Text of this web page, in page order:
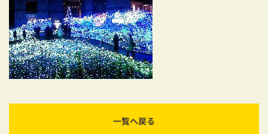
耐震対策も安心の家づくり
リフォーム・リノベーションをお考えの方
必見！土地からお探しの方へ
ショールーム
一覧へ戻る